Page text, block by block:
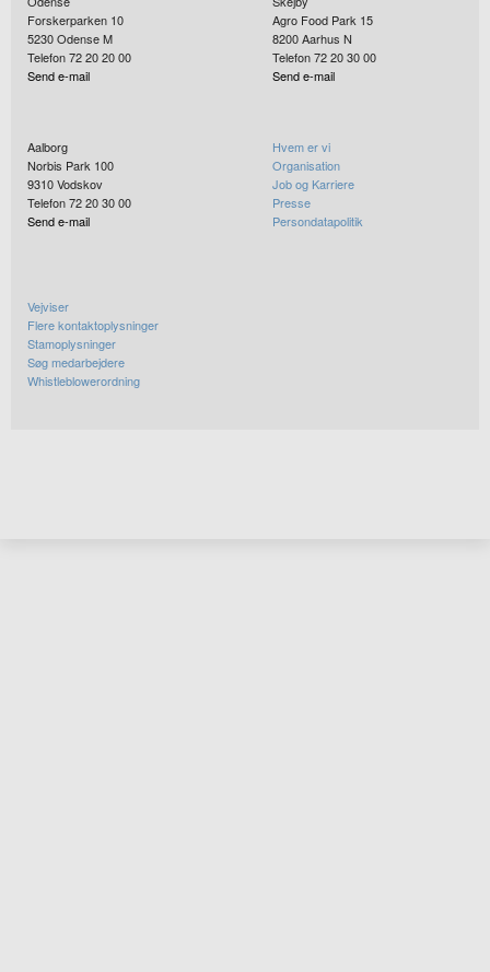
Forskerparken 10
5230Odense M
Telefon 72 20 20 00
Send e-mail
Agro Food Park 15
8200Aarhus N
Telefon 72 20 30 00
Send e-mail
Aalborg
Norbis Park 100
9310Vodskov
Telefon 72 20 30 00
Send e-mail
Hvem er vi
Organisation
Job og Karriere
Presse
Persondatapolitik
Vejviser
Flere kontaktoplysninger
Stamoplysninger
Søg medarbejdere
Whistleblowerordning